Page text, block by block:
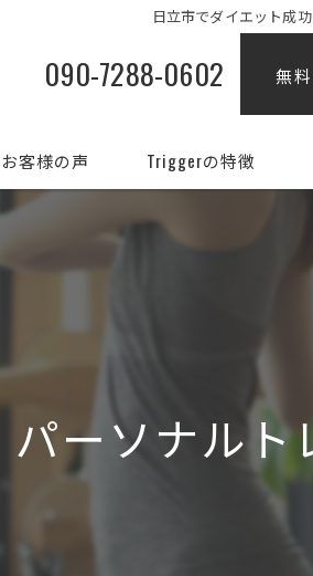
日立市でダイエット成
090-7288-0602 無
お客様の声 Triggerの特徴
ダイエット
部分痩せ
ーソナル